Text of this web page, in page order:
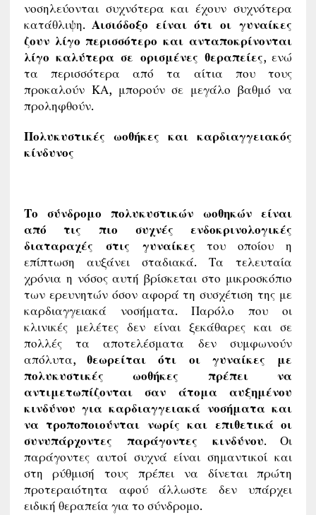
νοσηλεύονται συχνότερα και έχουν συχνότερα
κατάθλιψη. Αισιόδοξο είναι ότι οι γυναίκες
ζουν λίγο περισσότερο και ανταποκρίνονται
λίγο καλύτερα σε ορισμένες θεραπείες, ενώ
τα περισσότερα από τα αίτια που τους
προκαλούν ΚΑ, μπορούν σε μεγάλο βαθμό να
προληφθούν.
Πολυκυστικές ωοθήκες και καρδιαγγειακός
κίνδυνος
Το σύνδρομο πολυκυστικών ωοθηκών είναι
από τις πιο συχνές ενδοκρινολογικές
διαταραχές στις γυναίκες του οποίου η
επίπτωση αυξάνει σταδιακά. Τα τελευταία
χρόνια η νόσος αυτή βρίσκεται στο μικροσκόπιο
των ερευνητών όσον αφορά τη συσχέτιση της με
καρδιαγγειακά νοσήματα. Παρόλο που οι
κλινικές μελέτες δεν είναι ξεκάθαρες και σε
πολλές τα αποτελέσματα δεν συμφωνούν
απόλυτα, θεωρείται ότι οι γυναίκες με
πολυκυστικές ωοθήκες πρέπει να
αντιμετωπίζονται σαν άτομα αυξημένου
κινδύνου για καρδιαγγειακά νοσήματα και
να τροποποιούνται νωρίς και επιθετικά οι
συνυπάρχοντες παράγοντες κινδύνου. Οι
παράγοντες αυτοί συχνά είναι σημαντικοί και
στη ρύθμισή τους πρέπει να δίνεται πρώτη
προτεραιότητα αφού άλλωστε δεν υπάρχει
ειδική θεραπεία για το σύνδρομο.